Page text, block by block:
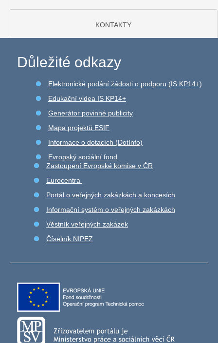
KONTAKTY
Důležité odkazy
Elektronické podání žádosti o podporu (IS KP14+)
Edukační videa IS KP14+
Generátor povinné publicity
Mapa projektů ESIF
Informace o dotacích (DotInfo)
Evropský sociální fond
Zastoupení Evropské komise v ČR
Eurocentra
Portál o veřejných zakázkách a koncesích
Informační systém o veřejných zakázkách
Věstník veřejných zakázek
Číselník NIPEZ